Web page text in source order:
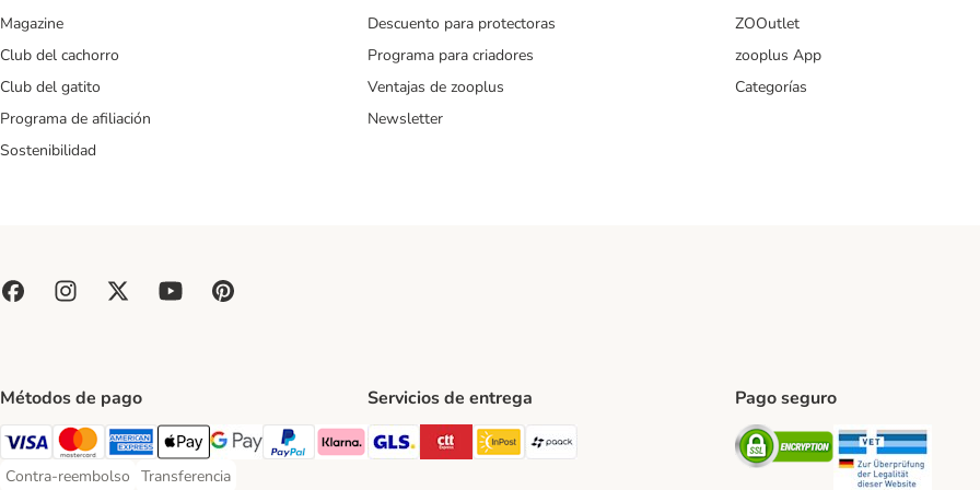
Magazine
Club del cachorro
Club del gatito
Programa de afiliación
Sostenibilidad
Descuento para protectoras
Programa para criadores
Ventajas de zooplus
Newsletter
ZOOutlet
zooplus App
Categorías
Métodos de pago
Visa Payment Method
Mastercard Payment Method
American Express Payment Method
Apple Pay Payment Method
Google Pay Payment Method
PayPal Payment Method
Klarna Payment Method
Contra-reembolso
Contra-reembolso Payment Method
Transferencia
Transferencia Payment Method
Servicios de entrega
GLS Shipping Method
CTTExpress Shipping Method
InPost Shipping Method
Pago seguro
Security